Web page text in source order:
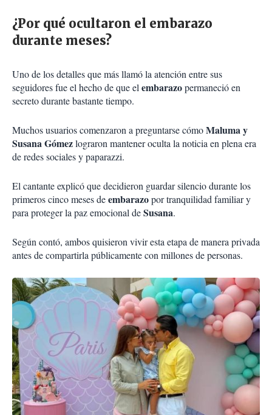
¿Por qué ocultaron el embarazo
durante meses?
Uno de los detalles que más llamó la atención entre sus
seguidores fue el hecho de que elembarazopermaneció en
secreto durante bastante tiempo.
Muchos usuarios comenzaron a preguntarse cómoMaluma y
Susana Gómezlograron mantener oculta la noticia en plena era
de redes sociales y paparazzi.
El cantante explicó que decidieron guardar silencio durante los
primeros cinco meses deembarazopor tranquilidad familiar y
para proteger la paz emocional deSusana.
Según contó, ambos quisieron vivir esta etapa de manera privada
antes de compartirla públicamente con millones de personas.